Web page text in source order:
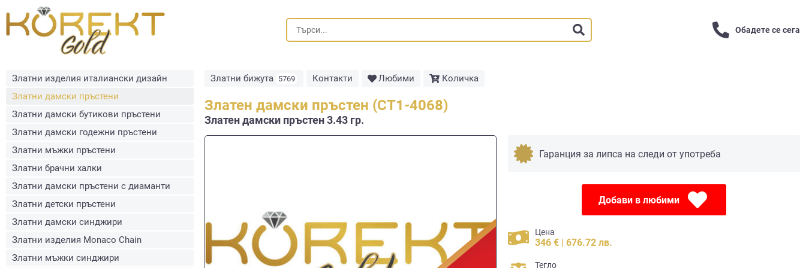
Обадете се сега
Златни изделия италиански дизайн
Златни дамски пръстени
Златни дамски бутикови пръстени
Златни дамски годежни пръстени
Златни мъжки пръстени
Златни брачни халки
Златни дамски пръстени с диаманти
Златни детски пръстени
Златни дамски синджири
Златни изделия Monaco Chain
Златни мъжки синджири
Златни бижута 5769 Контакти Любими Количка
Златен дамски пръстен (СТ1-4068)
Златен дамски пръстен 3.43 гр.
Гаранция за липса на следи от употреба
Добави в любими
Цена
346 € | 676.72 лв.
Тегло